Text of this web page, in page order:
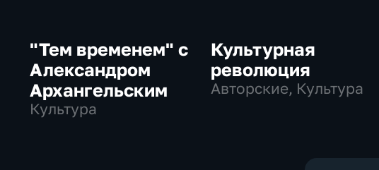
"Тем временем" с
Александром
Архангельским
Культура
Культурная
революция
Авторские, Культура